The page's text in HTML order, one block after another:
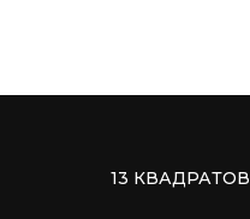
13 КВАДРАТОВ